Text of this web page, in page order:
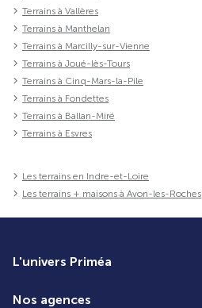
Terrains à Vallères
Terrains à Manthelan
Terrains à Marcilly-sur-Vienne
Terrains à Joué-lès-Tours
Terrains à Cinq-Mars-la-Pile
Terrains à Fondettes
Terrains à Ballan-Miré
Terrains à Esvres
Les terrains en Indre-et-Loire
Les terrains + maisons à Avon-les-Roches
L'univers Priméa
Nos agences